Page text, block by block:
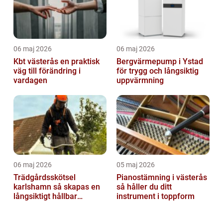
06 maj 2026
Kbt västerås en praktisk
väg till förändring i
vardagen
06 maj 2026
Bergvärmepump i Ystad
för trygg och långsiktig
uppvärmning
06 maj 2026
Trädgårdsskötsel
karlshamn så skapas en
långsiktigt hållbar
05 maj 2026
Pianostämning i västerås
så håller du ditt
instrument i toppform